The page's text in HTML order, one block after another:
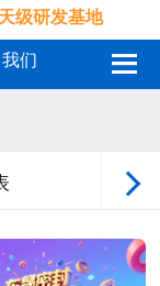
级研发基地
我们